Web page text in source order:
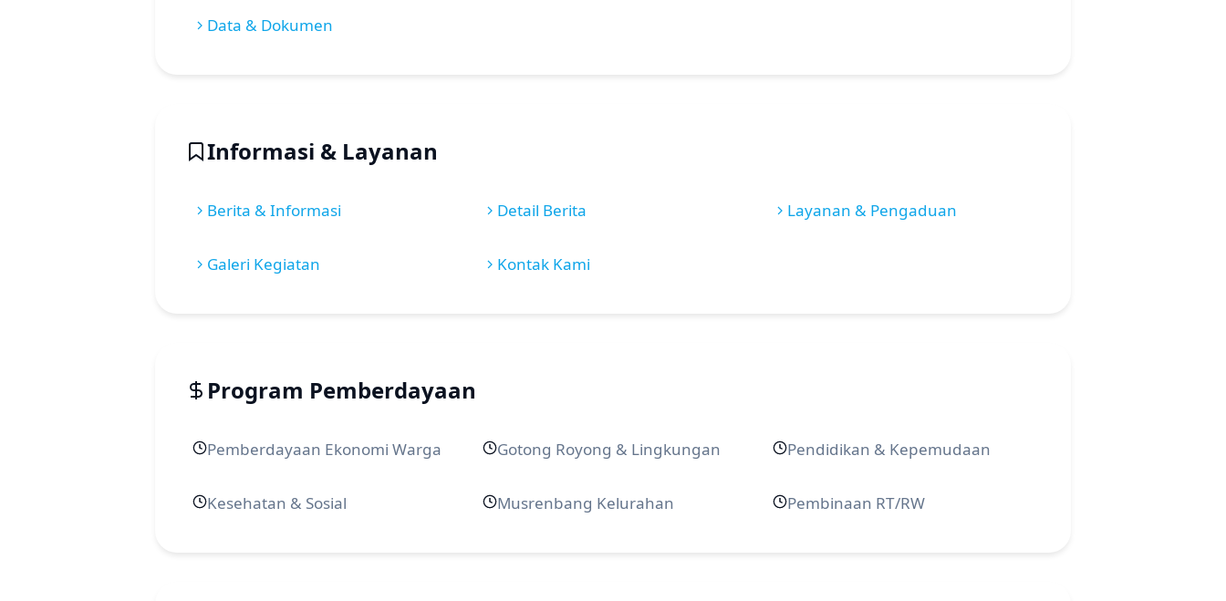
Data & Dokumen
Informasi & Layanan
Berita & Informasi Detail Berita Layanan & Pengaduan
Galeri Kegiatan Kontak Kami
Program Pemberdayaan
Pemberdayaan Ekonomi Warga Gotong Royong & Lingkungan Pendidikan & Kepemudaan
Kesehatan & Sosial Musrenbang Kelurahan Pembinaan RT/RW